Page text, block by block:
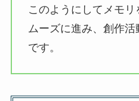
このようにしてメモ
ムーズに進み、創作
です。